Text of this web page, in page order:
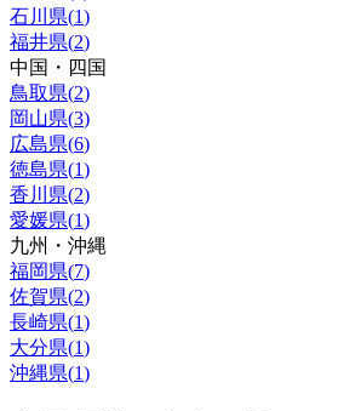
石川県(1)
福井県(2)
中国・四国
鳥取県(2)
岡山県(3)
広島県(6)
徳島県(1)
香川県(2)
愛媛県(1)
九州・沖縄
福岡県(7)
佐賀県(2)
長崎県(1)
大分県(1)
沖縄県(1)